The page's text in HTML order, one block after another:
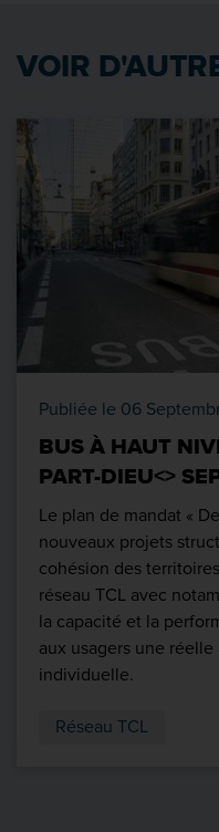
VOIR
Publiée le 06
BUS À HAUT
PART-DIEU<>
Le plan de mandat «
nouveaux projets
cohésion des
réseau TCL avec
la capacité et la
aux usagers une
individuelle.
Réseau TCL